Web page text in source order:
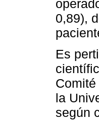
0,89),
Es
la
según